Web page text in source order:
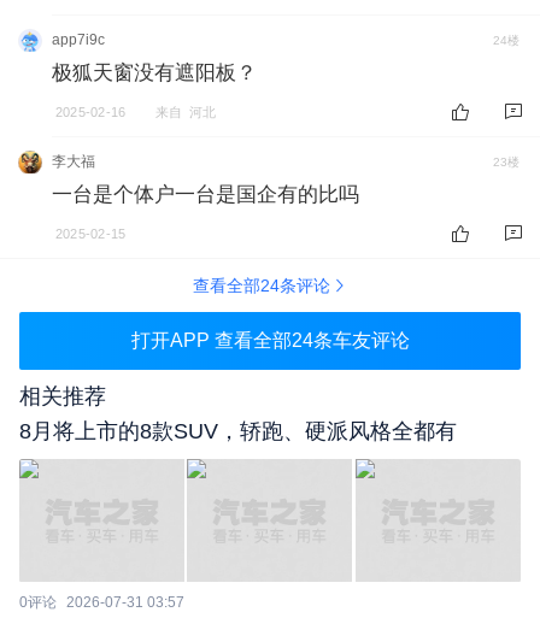
app7i9c 24楼
极狐天窗没有遮阳板？
2025-02-16 来自 河北
李大福 23楼
一台是个体户一台是国企有的比吗
2025-02-15
查看全部24条评论
打开APP 查看全部24条车友评论
相关推荐
8月将上市的8款SUV，轿跑、硬派风格全都有
0评论 2026-07-31 03:57